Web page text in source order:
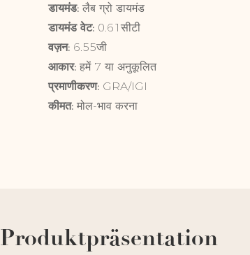
डायमंड: लैब ग्रो डायमंड
डायमंड वेट: 0.61सीटी
वज़न: 6.55जी
आकार: हमें 7 या अनुकूलित
प्रमाणीकरण: GRA/IGI
कीमत: मोल-भाव करना
Produktpräsentation